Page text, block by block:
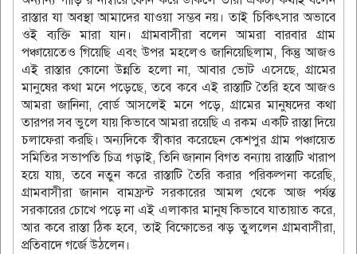
রাস্তার যা অবস্থা আমাদের যাওয়া সম্ভব নয়। তাই চিকিৎসার অভাবে
ওই ব্যক্তি মারা যান। গ্রামবাসীরা বলেন আমরা বারবার গ্রাম
পঞ্চায়েতেও গিয়েছি এবং উপর মহলেও জানিয়েছিলাম, কিন্তু আজও
এই রাস্তার কোনো উন্নতি হলো না, আবার ভোট এসেছে, গ্রামের
মানুষের কথা মনে পড়েছে, তবে কবে এই রাস্তাটি তৈরি হবে আজও
আমরা জানিনা, বোর্ড আসলেই মনে পড়ে, গ্রামের মানুষদের কথা
তারপর সব ভুলে যায় কিভাবে আমরা রয়েছি এ রকম একটি রাস্তা দিয়ে
চলাফেরা করছি। অন্যদিকে স্বীকার করেছেন কেশপুর গ্রাম পঞ্চায়েত‌
সমিতির সভাপতি চিত্র গড়াই, তিনি জানান বিগত বন্যায় রাস্তাটি খারাপ
হয়ে যায়, তবে নতুন করে রাস্তাটি তৈরি করার পরিকল্পনা করেছি,
গ্রামবাসীরা জানান বামফ্রন্ট সরকারের আমল থেকে আজ পর্যন্ত
সরকারের চোখে পড়ে না এই এলাকার মানুষ কিভাবে যাতায়াত করে,
আর কবে রাস্তা ঠিক হবে, তাই বিক্ষোভের ঝড় তুললেন গ্রামবাসীরা,
প্রতিবাদে গর্জে উঠলেন।